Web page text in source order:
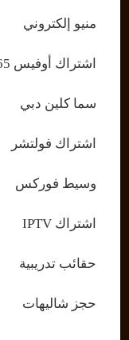
منيو إلكتروني
اشتراك أوفيس 365
سما كلين دبي
اشتراك فولتشر
وسيط فوركس
اشتراك IPTV
حقائب تدريبية
حجز شاليهات